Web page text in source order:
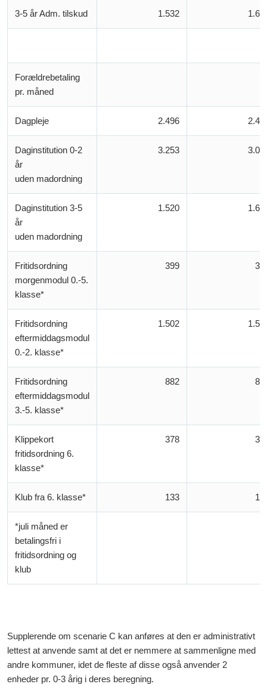
3-5 år Adm. tilskud 1.532
Forældrebetaling
pr. måned
Dagpleje 2.496
Daginstitution 0-2
år
uden madordning
3.253
Daginstitution 3-5
år
uden madordning
1.520
Fritidsordning
morgenmodul 0.-5.
klasse*
399
Fritidsordning
eftermiddagsmodul
0.-2. klasse*
1.502
Fritidsordning
eftermiddagsmodul
3.-5. klasse*
882
Klippekort
fritidsordning 6.
klasse*
378
Klub fra 6. klasse* 133
*juli måned er
betalingsfri i
fritidsordning og
klub
Supplerende om scenarie C kan anføres at den er administrativt
lettest at anvende samt at det er nemmere at sammenligne med
andre kommuner, idet de fleste af disse også anvender 2
enheder pr. 0-3 årig i deres beregning.